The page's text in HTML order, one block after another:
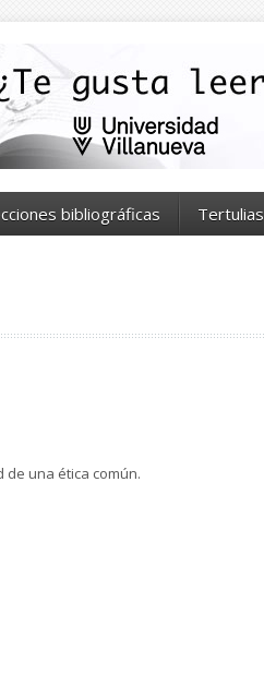
bibliográficas Tertulias
de una ética común.